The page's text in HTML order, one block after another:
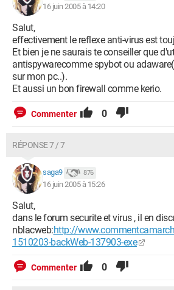
16 juin 2005 à 14:20
Salut,
effectivement le reflexe anti-virus est
Et bien je ne saurais te conseiller que
antispywarecomme spybot ou
sur mon pc..).
Et aussi un bon firewall comme kerio.
Commenter 0
RÉPONSE 7 / 7
saga9 876
16 juin 2005 à 15:26
Salut,
dans le forum securite et virus , il en
nblacweb:http://
1510203-backWeb-137903-exe
Commenter 0